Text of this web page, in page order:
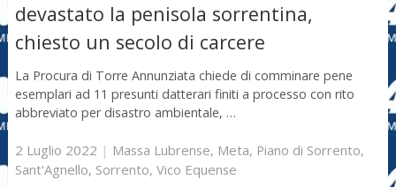
devastato la penisola sorrentina,
chiesto un secolo di carcere
La Procura di Torre Annunziata chiede di comminare pene
esemplari ad 11 presunti datterari finiti a processo con rito
abbreviato per disastro ambientale, …
2 Luglio 2022 | Massa Lubrense, Meta, Piano di Sorrento,
Sant'Agnello, Sorrento, Vico Equense